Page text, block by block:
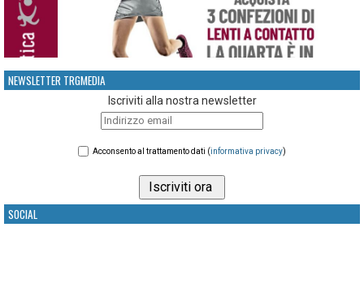
NEWSLETTER TRGMEDIA
Iscriviti alla nostra newsletter
Acconsento al trattamento dati (informativa privacy)
SOCIAL